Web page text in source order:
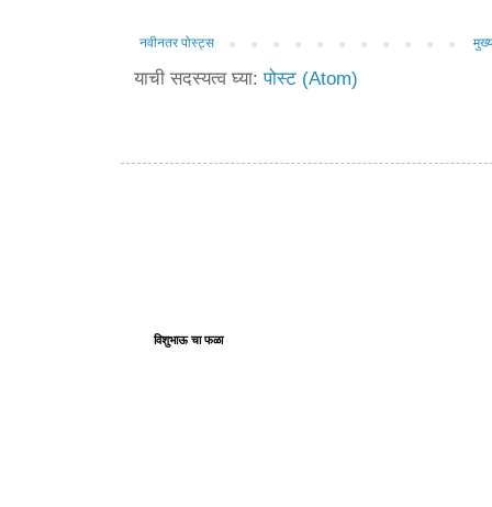
नवीनतर पोस्ट्स
याची सदस्यत्व घ्या:पोस्ट (Atom)
विशुभाऊ चा फळा